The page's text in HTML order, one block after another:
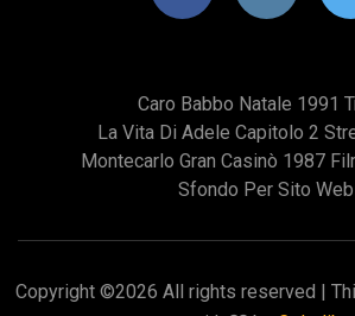
Caro Babbo Natale 1991
La Vita Di Adele Capitolo 2
Montecarlo Gran Casinò 1987
Sfondo Per Sito Web
Copyright ©2026 All rights reserved |